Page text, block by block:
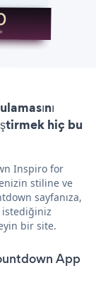
hiç bu
Inspiro for
stiline ve
sayfanıza,
istediğiniz
bir site.
App